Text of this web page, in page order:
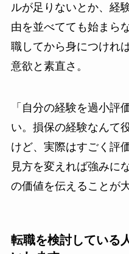
ルが足りないとか、経
由を並べてても始まら
職してから身につけれ
意欲と素直さ。
「自分の経験を過小評
い。損保の経験なんて
けど、実際はすごく評
見方を変えれば強みに
の価値を伝えることが
転職を検討している